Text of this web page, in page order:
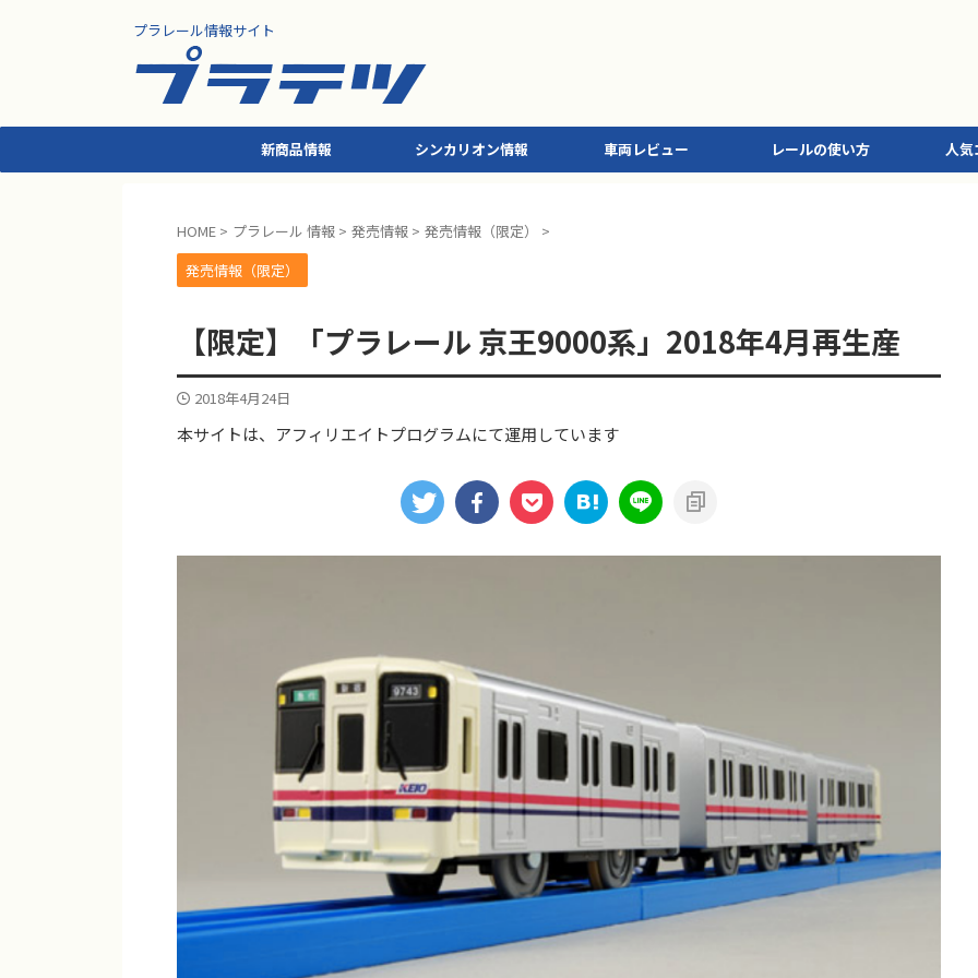
プラレール情報サイト
新商品情報 シンカリオン情報 車両レビュー レールの使い方 人気
HOME > プラレール 情報 > 発売情報 > 発売情報（限定）
>
発売情報（限定）
【限定】「プラレール 京王9000系」2018年4月再生産
2018年4月24日
本サイトは、アフィリエイトプログラムにて運用しています